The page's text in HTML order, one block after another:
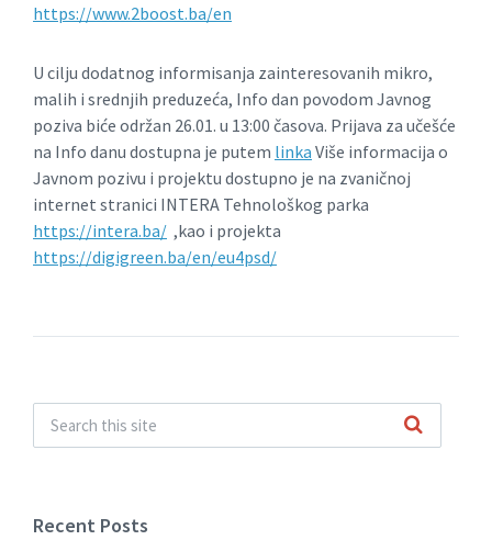
https://www.2boost.ba/en
U cilju dodatnog informisanja zainteresovanih mikro,
malih i srednjih preduzeća, Info dan povodom Javnog
poziva biće održan 26.01. u 13:00 časova. Prijava za učešće
na Info danu dostupna je putem linka Više informacija o
Javnom pozivu i projektu dostupno je na zvaničnoj
internet stranici INTERA Tehnološkog parka
https://intera.ba/ ,kao i projekta
https://digigreen.ba/en/eu4psd/
Recent Posts